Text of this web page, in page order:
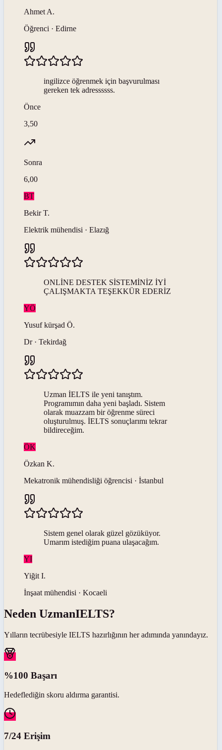
Ahmet A.
Öğrenci · Edirne
ingilizce öğrenmek için başvurulması
gereken tek adressssss.
Önce
3,50
Sonra
6,00
BT
Bekir T.
Elektrik mühendisi · Elazığ
ONLİNE DESTEK SİSTEMİNİZ İYİ
ÇALIŞMAKTA TEŞEKKÜR EDERİZ
YÖ
Yusuf kürşad Ö.
Dr · Tekirdağ
Uzman İELTS ile yeni tanıştım.
Programımın daha yeni başladı. Sistem
olarak muazzam bir öğrenme süreci
oluşturulmuş. İELTS sonuçlarımı tekrar
bildireceğim.
ÖK
Özkan K.
Mekatronik mühendisliği öğrencisi · İstanbul
Sistem genel olarak güzel gözüküyor.
Umarım istediğim puana ulaşacağım.
YI
Yiğit I.
İnşaat mühendisi · Kocaeli
Neden UzmanIELTS?
Yılların tecrübesiyle IELTS hazırlığının her adımında yanındayız.
%100 Başarı
Hedeflediğin skoru aldırma garantisi.
7/24 Erişim